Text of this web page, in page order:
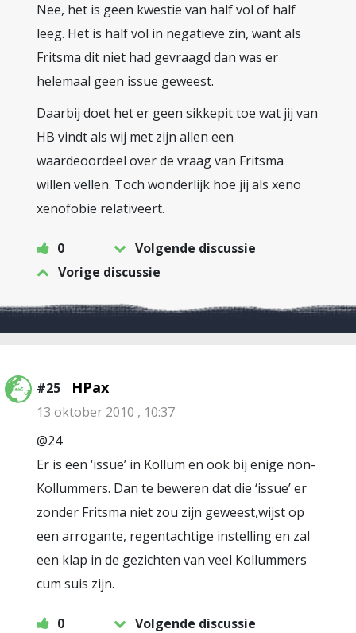
Nee, het is geen kwestie van half vol of half
leeg. Het is half vol in negatieve zin, want als
Fritsma dit niet had gevraagd dan was er
helemaal geen issue geweest.
Daarbij doet het er geen sikkepit toe wat jij van
HB vindt als wij met zijn allen een
waardeoordeel over de vraag van Fritsma
willen vellen. Toch wonderlijk hoe jij als xeno
xenofobie relativeert.
0
Volgende discussie
Vorige discussie
#25 HPax
13 oktober 2010 , 10:37
@24
Er is een ‘issue’ in Kollum en ook bij enige non-
Kollummers. Dan te beweren dat die ‘issue’ er
zonder Fritsma niet zou zijn geweest,wijst op
een arrogante, regentachtige instelling en zal
een klap in de gezichten van veel Kollummers
cum suis zijn.
0
Volgende discussie